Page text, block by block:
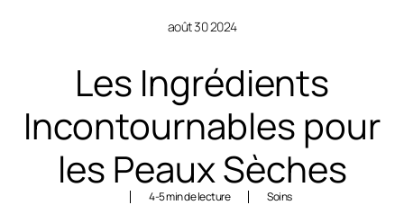
août 30 2024
Les Ingrédients
Incontournables pour
les Peaux Sèches
4-5 min de lecture Soins